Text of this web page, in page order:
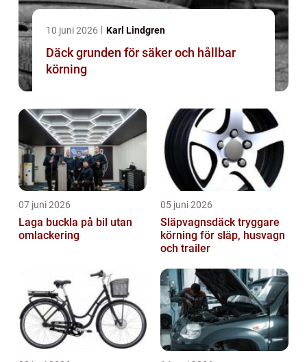
10 juni 2026 Karl Lindgren
Däck grunden för säker och hållbar
körning
07 juni 2026
Laga buckla på bil utan
omlackering
05 juni 2026
Släpvagnsdäck tryggare
körning för släp, husvagn
och trailer